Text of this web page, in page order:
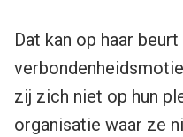
Dat kan op haar
zij zich niet op hun
organisatie waar ze